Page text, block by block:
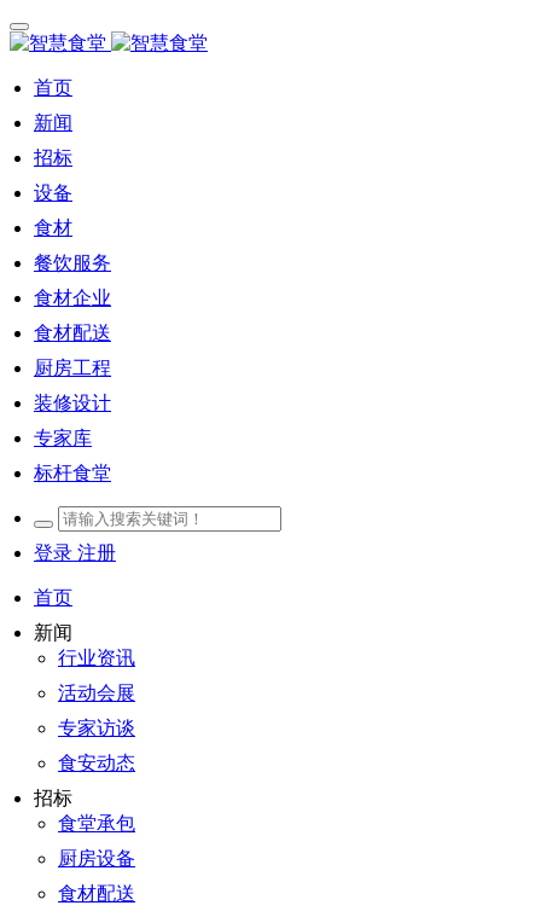
首页
新闻
招标
设备
食材
餐饮服务
食材企业
食材配送
厨房工程
装修设计
专家库
标杆食堂
登录 注册
首页
新闻
行业资讯
活动会展
专家访谈
食安动态
招标
食堂承包
厨房设备
食材配送